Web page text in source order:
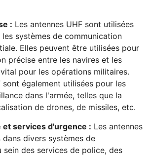
: Les antennes UHF sont utilisées
systèmes de communication
Elles peuvent être utilisées pour
précise entre les navires et les
pour les opérations militaires.
sont également utilisées pour les
dans l'armée, telles que la
de drones, de missiles, etc.
services d'urgence : Les antennes
dans divers systèmes de
sein des services de police, des